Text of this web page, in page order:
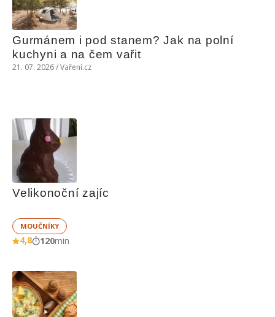
Gurmánem i pod stanem? Jak na polní
kuchyni a na čem vařit
21. 07. 2026 / Vaření.cz
Velikonoční zajíc
MOUČNÍKY
4,8 120min